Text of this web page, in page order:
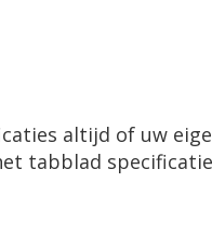
altijd of uw
tabblad